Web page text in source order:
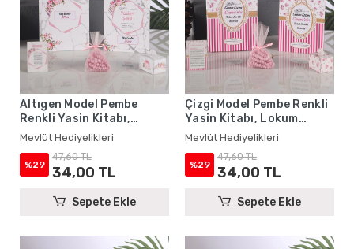
Altıgen Model Pembe
Renkli Yasin Kitabı,
Lokum Kutusu, Magnet,
Karton Çanta ve Tesbih -
Mevlüt Hediyelikleri
Mevlüt Hediyelikleri
%29
47,60 TL
34,00 TL
Sepete Ekle
Çizgi Model Pembe Renkli
Yasin Kitabı, Lokum
Kutusu, Magnet, Karton
Çanta ve Tesbih - Mevlüt
Hediyelikleri
Mevlüt Hediyelikleri
%29
47,60 TL
34,00 TL
Sepete Ekle